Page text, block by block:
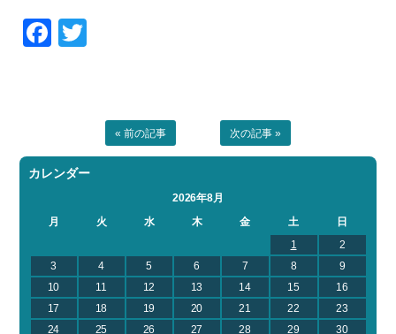
Facebook
« 前の記事 次の記事 »
カレンダー
2026年8月
月
火 水 木 金 土
日
1
2
3
4 5 6 7 8
9
10
11 12 13 14 15
16
17
18 19 20 21 22
23
24
25 26 27 28 29
30